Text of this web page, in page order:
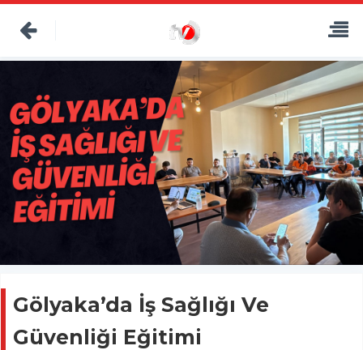
Gölyaka’da İş Sağlığı Ve
Güvenliği Eğitimi